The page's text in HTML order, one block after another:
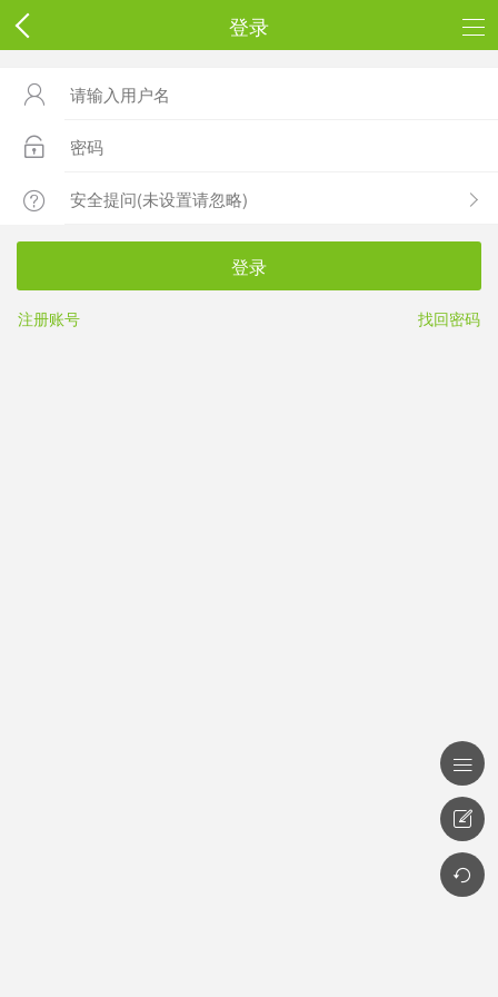
登录



登录
注册账号 找回密码


